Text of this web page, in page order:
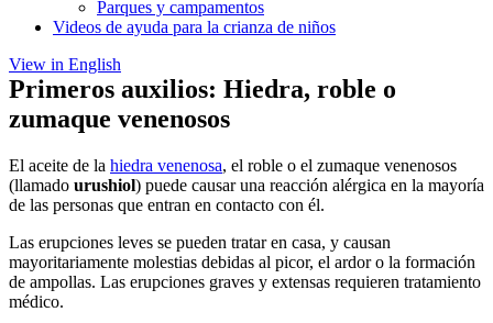
Parques y campamentos
Videos de ayuda para la crianza de niños
View in English
Primeros auxilios: Hiedra, roble o
zumaque venenosos
El aceite de la hiedra venenosa, el roble o el zumaque venenosos
(llamado urushiol) puede causar una reacción alérgica en la mayoría
de las personas que entran en contacto con él.
Las erupciones leves se pueden tratar en casa, y causan
mayoritariamente molestias debidas al picor, el ardor o la formación
de ampollas. Las erupciones graves y extensas requieren tratamiento
médico.